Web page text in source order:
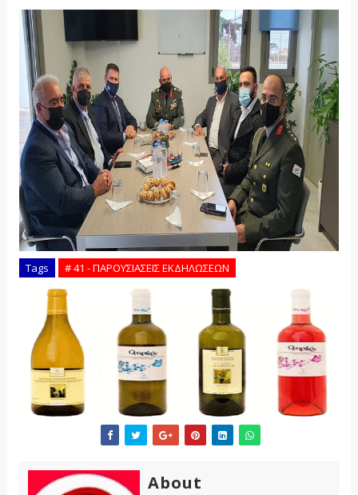
Tags # 41 - ΠΑΡΟΥΣΙΑΣΕΙΣ ΕΚΔΗΛΩΣΕΩΝ
About